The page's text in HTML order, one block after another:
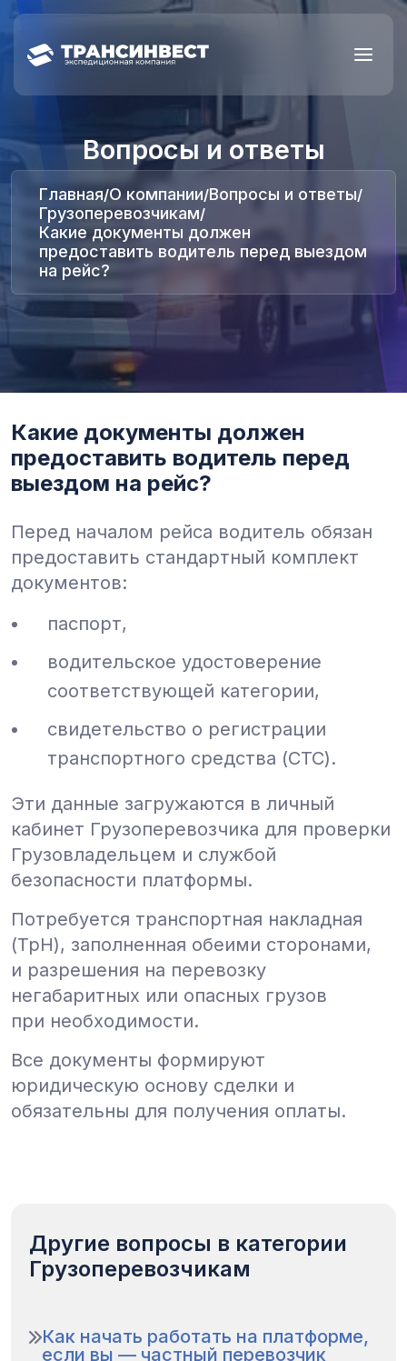
Вопросы и ответы
Главная/О компании/Вопросы и ответы/
Грузоперевозчикам/
Какие документы должен
предоставить водитель перед выездом
на рейс?
Какие документы должен
предоставить водитель перед
выездом на рейс?
Перед началом рейса водитель обязан
предоставить стандартный комплект
документов:
паспорт,
водительское удостоверение
соответствующей категории,
свидетельство о регистрации
транспортного средства (СТС).
Эти данные загружаются в личный
кабинет Грузоперевозчика для проверки
Грузовладельцем и службой
безопасности платформы.
Потребуется транспортная накладная
(ТрН), заполненная обеими сторонами,
и разрешения на перевозку
негабаритных или опасных грузов
при необходимости.
Все документы формируют
юридическую основу сделки и
обязательны для получения оплаты.
Другие вопросы в категории
Грузоперевозчикам
Как начать работать на платформе,
если вы — частный перевозчик